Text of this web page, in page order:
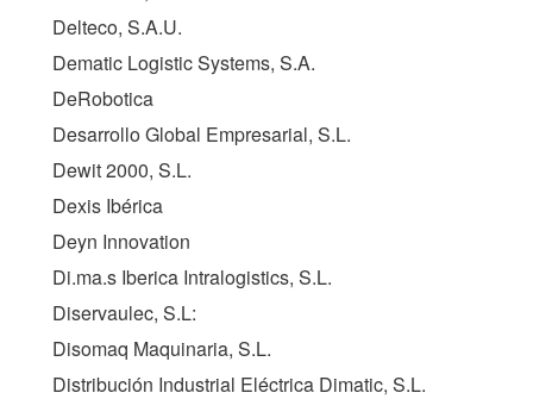
Delteco, S.A.U.
Dematic Logistic Systems, S.A.
DeRobotica
Desarrollo Global Empresarial, S.L.
Dewit 2000, S.L.
Dexis Ibérica
Deyn Innovation
Di.ma.s Iberica Intralogistics, S.L.
Diservaulec, S.L:
Disomaq Maquinaria, S.L.
Distribución Industrial Eléctrica Dimatic, S.L.